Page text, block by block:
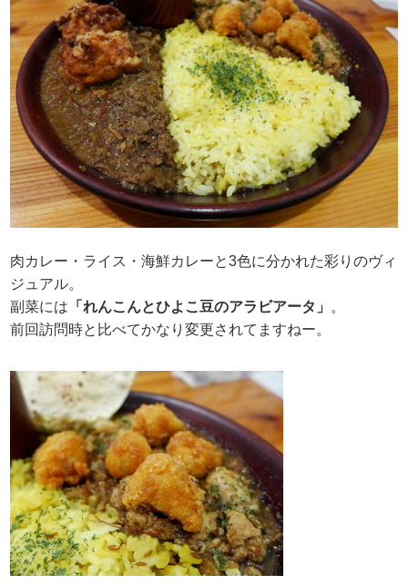
肉カレー・ライス・海鮮カレーと3色に分かれた彩りのヴィ
ジュアル。
副菜には 「れんこんとひよこ豆のアラビアータ」
。
前回訪問時と比べてかなり変更されてますねー。